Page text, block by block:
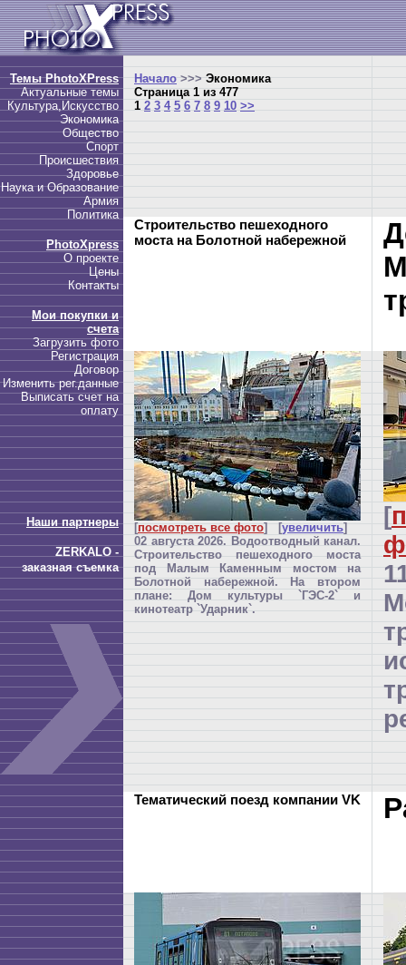
Темы PhotoXPress
Актуальные темы
Культура,Искусство
Экономика
Общество
Спорт
Происшествия
Здоровье
Наука и Образование
Армия
Политика
PhotoXpress
О проекте
Цены
Контакты
Мои покупки и
счета
Загрузить фото
Регистрация
Договор
Изменить рег.данные
Выписать счет на
оплату
Наши партнеры
ZERKALO -
заказная съемка
Начало >>> Экономика
Страница 1 из 477
1 2 3 4 5 6 7 8 9 10 >>
Строительство пешеходного
моста на Болотной набережной
[посмотреть все фото] [увеличить]
02 августа 2026. Водоотводный канал.
Строительство пешеходного моста
под Малым Каменным мостом на
Болотной набережной. На втором
плане: Дом культуры `ГЭС-2` и
кинотеатр `Ударник`.
[
Тематический поезд компании VK